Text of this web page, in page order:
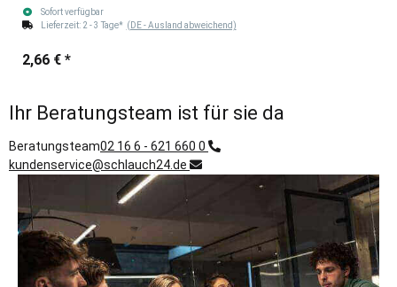
Sofort verfügbar
Lieferzeit: 2 - 3 Tage* (DE - Ausland abweichend)
2,66 € *
Ihr Beratungsteam ist für sie da
Beratungsteam02 16 6 - 621 660 0
kundenservice@schlauch24.de